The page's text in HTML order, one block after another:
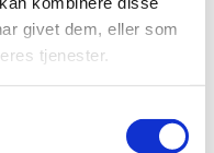
givet dem, eller som
tjenester.
tilskud